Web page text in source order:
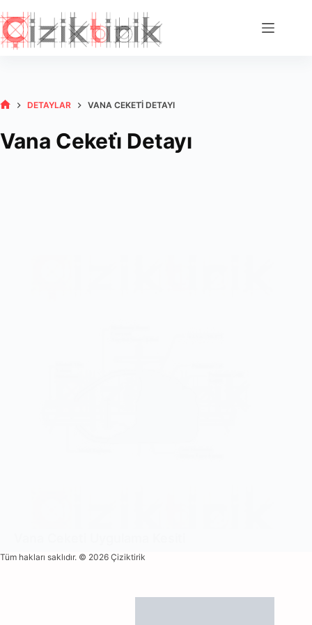
Skip
to
content
DETAYLAR VANA CEKETİ DETAYI
Vana Ceketi̇ Detayı
Tüm hakları saklıdır. © 2026 Çiziktirik